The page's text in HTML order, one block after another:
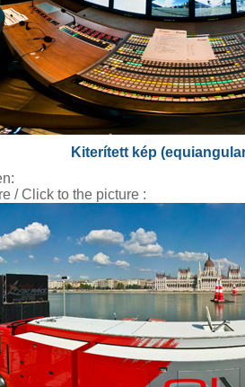
Kiterített kép
/ Click to the picture :